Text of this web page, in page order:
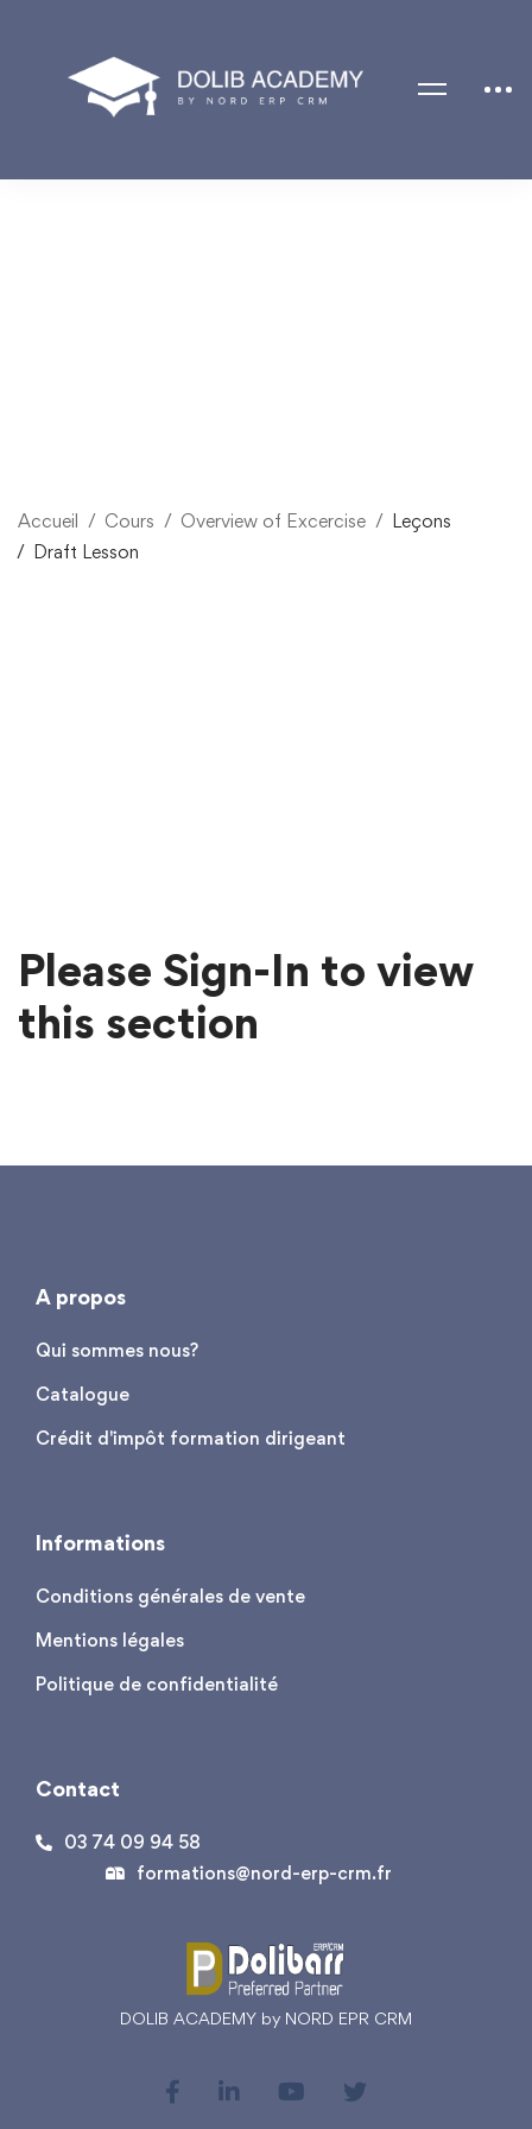
Accueil Cours Overview of Excercise
Leçons
Draft Lesson
Please Sign-In to view
this section
A propos
Qui sommes nous?
Catalogue
Crédit d'impôt formation dirigeant
Informations
Conditions générales de vente
Mentions légales
Politique de confidentialité
Contact
03 74 09 94 58
formations@nord-erp-crm.fr
DOLIB ACADEMY by NORD EPR CRM